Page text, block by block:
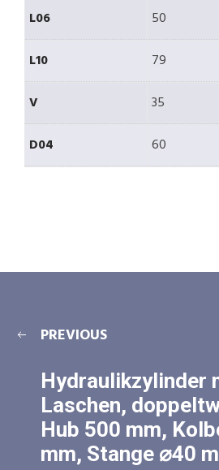
L06
50
L10
79
V
35
D04
60
PREVIOUS
Hydraulikzylinder
Laschen,
Hub 500 mm,
mm, Stange ⌀40